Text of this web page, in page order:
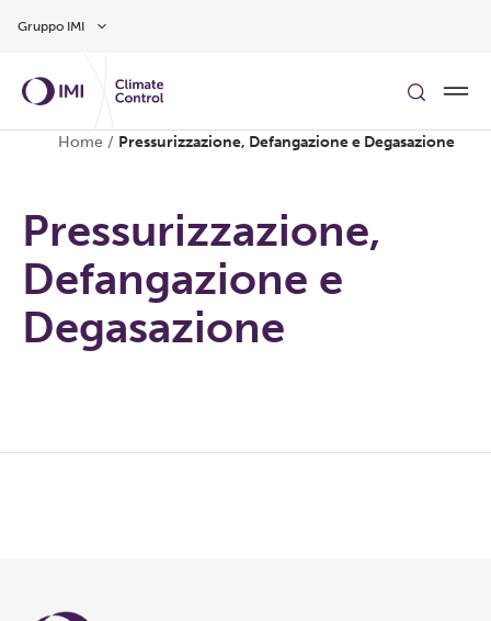
Gruppo IMI
Home / Pressurizzazione, Defangazione e Degasazione
Pressurizzazione,
Defangazione e
Degasazione